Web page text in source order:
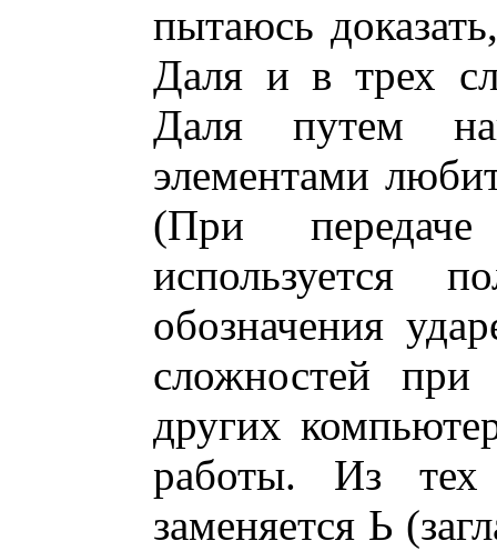
пытаюсь
Даля и в трех
Даля путем
элементами
(При
используется
обозначения
сложностей
других
работы. Из
заменяется Ь